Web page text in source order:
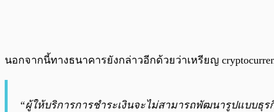
นอกจากนี้ทางธนาคารยังกล่าวอีกด้วยว่าเหรียญ
“ผู้ให้บริการการชำระเงินจะไม่สามารถพัฒนารูปแบบธุ